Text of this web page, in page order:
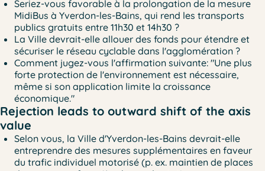
Seriez-vous favorable à la prolongation de la mesure
MidiBus à Yverdon-les-Bains, qui rend les transports
publics gratuits entre 11h30 et 14h30 ?
La Ville devrait-elle allouer des fonds pour étendre et
sécuriser le réseau cyclable dans l'agglomération ?
Comment jugez-vous l'affirmation suivante: "Une plus
forte protection de l'environnement est nécessaire,
même si son application limite la croissance
économique."
Rejection leads to outward shift of the axis
value
Selon vous, la Ville d'Yverdon-les-Bains devrait-elle
entreprendre des mesures supplémentaires en faveur
du trafic individuel motorisé (p. ex. maintien de places